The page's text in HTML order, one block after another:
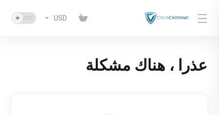
USD
عذرا ، هناك مشكلة